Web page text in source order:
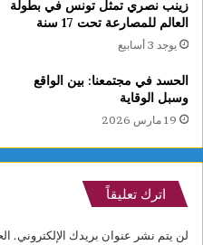
زينب نصري تمثل تونس في بطولة
العالم للمصارعة تحت 17 سنة
يوجد 3 أسابيع
الحسد في مجتمعنا: بين الواقع
وسبل الوقاية
19 مارس 2026
اترك تعليقاً
لن يتم نشر عنوان بريدك الإلكتروني.